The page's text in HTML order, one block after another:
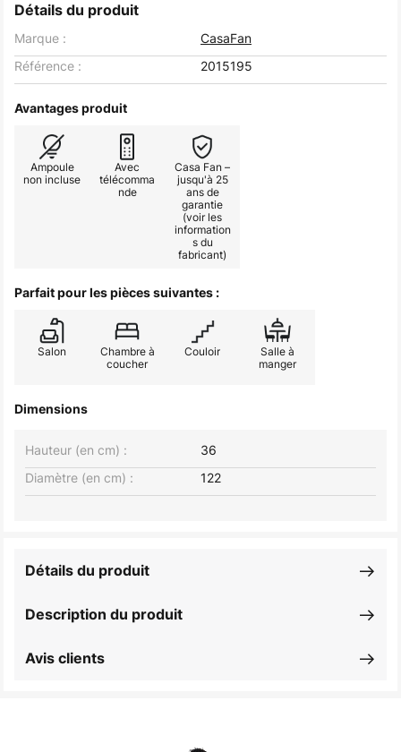
Détails du produit
Marque :
CasaFan
Référence :
2015195
Avantages produit
Ampoule
non incluse
Avec
télécomma
nde
Casa Fan –
jusqu'à 25
ans de
garantie
(voir les
information
s du
fabricant)
Parfait pour les pièces suivantes :
Salon
Chambre à
coucher
Couloir
Salle à
manger
Dimensions
Hauteur (en cm) :
36
Diamètre (en cm) :
122
Description du produit
Détails du produit
Avis clients